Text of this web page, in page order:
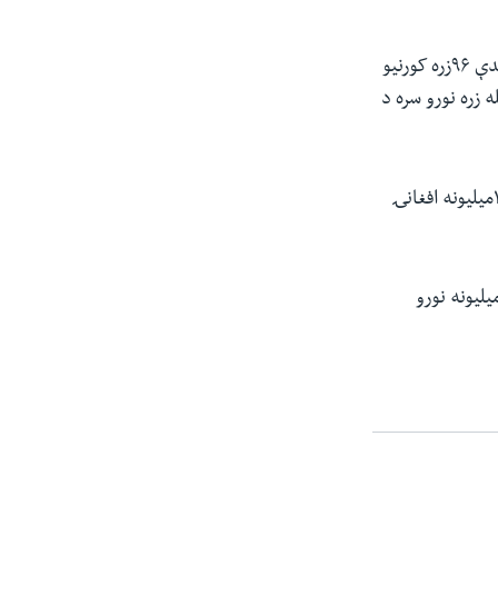
ښاغلي جیلاني دغه راز وویل چې د چین او قزاقستان له خوا د شویو مرستو له جملې څه باندې ۹۶زره کورنیو
موادو او سله زره نورو سره د
د جیلاني په وینا د جګړو او وچکالۍ له امله له بې‌ځایه شویو کورنیو سره د مرستې لپاره ۱۹۱میلیونه افغانۍ
وکړ چې د وروستیو جګړو له امله بې‌ځایه شویو کورنیو ته رسېدنې لپاره ۵۰۰میلیونه نورو